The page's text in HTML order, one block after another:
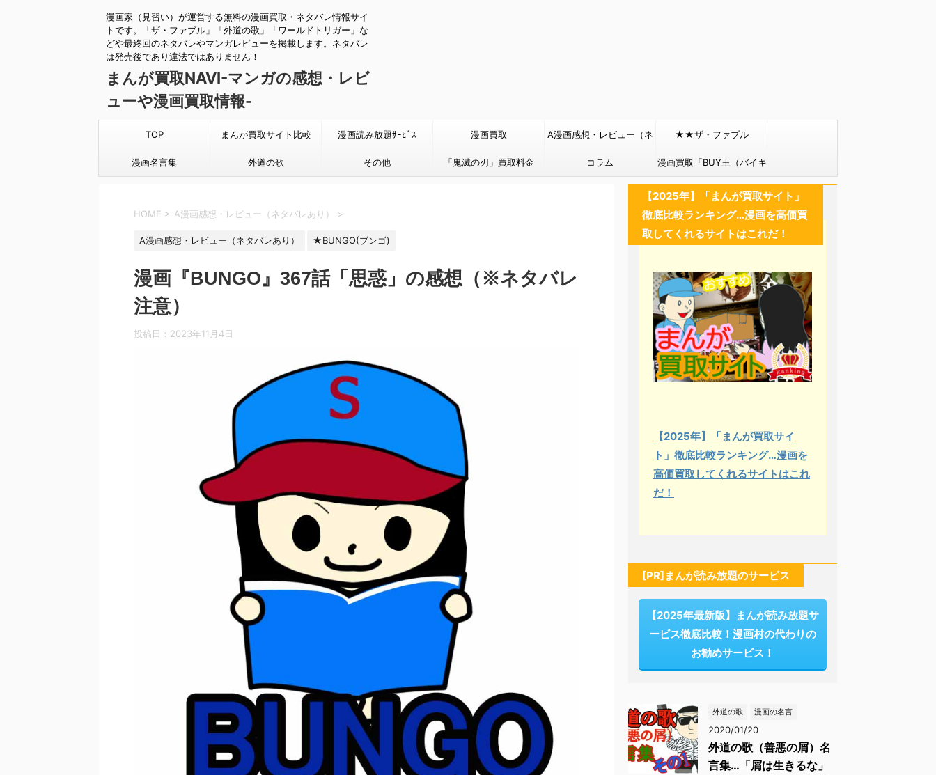
漫画家（見習い）が運営する無料の漫画買取・ネタバレ情報サイ
トです。「ザ・ファブル」「外道の歌」「ワールドトリガー」な
どや最終回のネタバレやマンガレビューを掲載します。ネタバレ
は発売後であり違法ではありません！
まんが買取NAVI-マンガの感想・レビ
ューや漫画買取情報-
TOP まんが買取サイト比較 漫画読み放題ｻｰﾋﾞｽ 漫画買取 A漫画感想・レビュー（ネ
タバレあり）
★★ザ・ファブル
漫画名言集 外道の歌 その他 「鬼滅の刃」買取料金 コラム 漫画買取「BUY王（バイキ
ング）」
HOME > A漫画感想・レビュー（ネタバレあり） >
A漫画感想・レビュー（ネタバレあり） ★BUNGO(ブンゴ)
漫画『BUNGO』367話「思惑」の感想（※ネタバレ
注意）
投稿日： 2023年11月4日
【2025年】「まんが買取サイト」
徹底比較ランキング…漫画を高価買
取してくれるサイトはこれだ！
【2025年】「まんが買取サイ
ト」徹底比較ランキング…漫画を
高価買取してくれるサイトはこれ
だ！
[PR]まんが読み放題のサービス
【2025年最新版】まんが読み放題サ
ービス徹底比較！漫画村の代わりの
お勧めサービス！
外道の歌 漫画の名言
2020/01/20
外道の歌（善悪の屑）名
言集…「屑は生きるな」